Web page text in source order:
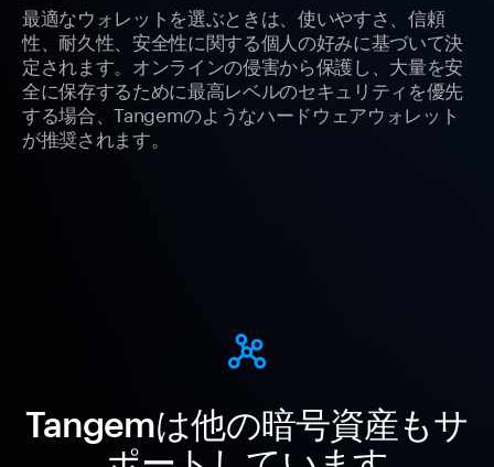
最適なウォレットを選ぶときは、使いやすさ、信頼
性、耐久性、安全性に関する個人の好みに基づいて決
定されます。オンラインの侵害から保護し、大量を安
全に保存するために最高レベルのセキュリティを優先
する場合、Tangemのようなハードウェアウォレット
が推奨されます。
Tangemは他の暗号資産もサ